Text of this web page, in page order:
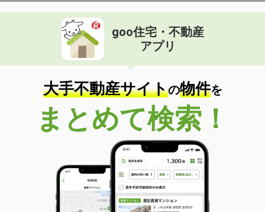
goo住宅・不動産
アプリ
大手不動産サイトの物件を
まとめて検索！